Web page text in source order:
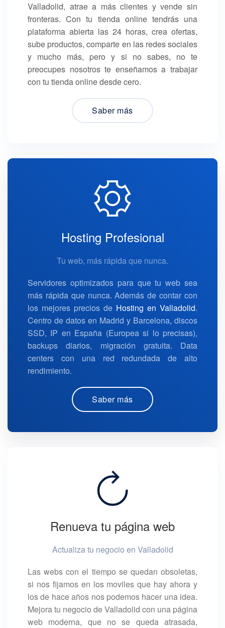
Valladolid, atrae a más clientes y vende sin
fronteras. Con tu tienda online tendrás una
plataforma abierta las 24 horas, crea ofertas,
sube productos, comparte en las redes sociales
y mucho más, pero y si no sabes, no te
preocupes nosotros te enseñamos a trabajar
con tu tienda online desde cero.
Saber más
Hosting Profesional
Tu web, más rápida que nunca.
Servidores optimizados para que tu web sea
más rápida que nunca. Además de contar con
los mejores precios de Hosting en Valladolid.
Centro de datos en Madrid y Barcelona, discos
SSD, IP en España (Europea si lo precisas),
backups diarios, migración gratuita. Data
centers con una red redundada de alto
rendimiento.
Saber más
Renueva tu página web
Actualiza tu negocio en Valladolid
Las webs con el tiempo se quedan obsoletas,
si nos fijamos en los moviles que hay ahora y
los de hace años nos podemos hacer una idea.
Mejora tu negocio de Valladolid con una página
web moderna, que no se queda atrasada,